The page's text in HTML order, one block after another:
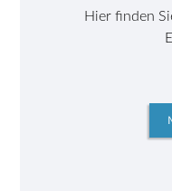
Hier finden